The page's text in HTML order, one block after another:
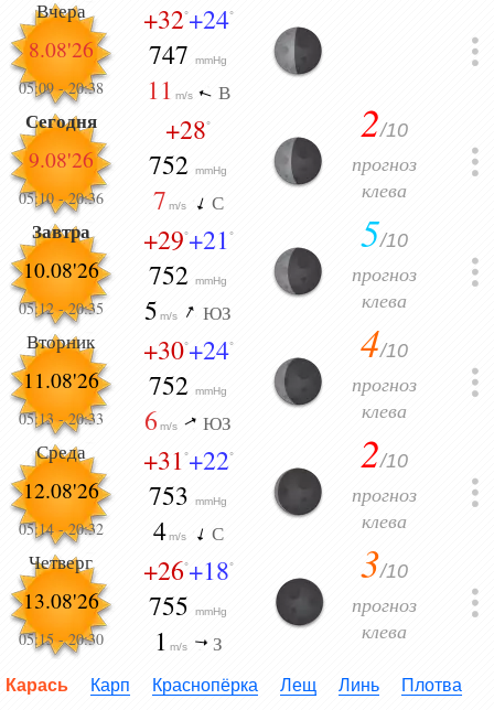
Вчера
8.08'26
05:09-20:38
+32°+24°
747mmHg
11 m/s В
Сегодня
9.08'26
05:10-20:36
+28°
752mmHg
7 m/s С
2/10
прогноз
клева
Завтра
10.08'26
05:12-20:35
+29°+21°
752mmHg
5 m/s ЮЗ
5/10
прогноз
клева
Вторник
11.08'26
05:13-20:33
+30°+24°
752mmHg
6 m/s ЮЗ
4/10
прогноз
клева
Среда
12.08'26
05:14-20:32
+31°+22°
753mmHg
4 m/s С
2/10
прогноз
клева
Четверг
13.08'26
05:15-20:30
+26°+18°
755mmHg
1 m/s З
3/10
прогноз
клева
Карась Карп Краснопёрка Лещ Линь
Плотва